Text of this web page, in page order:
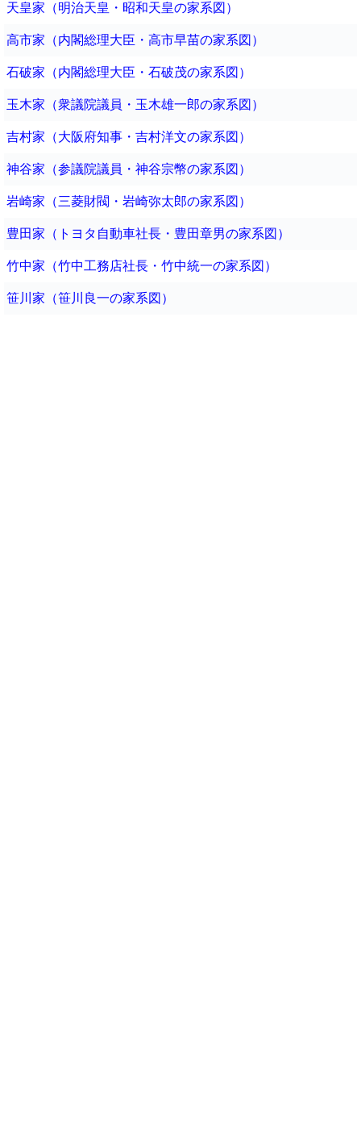
天皇家（明治天皇・昭和天皇の家系図）
高市家（内閣総理大臣・高市早苗の家系図）
石破家（内閣総理大臣・石破茂の家系図）
玉木家（衆議院議員・玉木雄一郎の家系図）
吉村家（大阪府知事・吉村洋文の家系図）
神谷家（参議院議員・神谷宗幣の家系図）
岩崎家（三菱財閥・岩崎弥太郎の家系図）
豊田家（トヨタ自動車社長・豊田章男の家系図）
竹中家（竹中工務店社長・竹中統一の家系図）
笹川家（笹川良一の家系図）